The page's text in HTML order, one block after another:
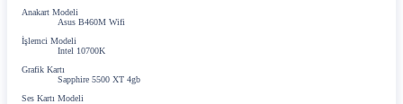
Anakart Modeli
Asus B460M Wifi
İşlemci Modeli
Intel 10700K
Grafik Kartı
Sapphire 5500 XT 4gb
Ses Kartı Modeli